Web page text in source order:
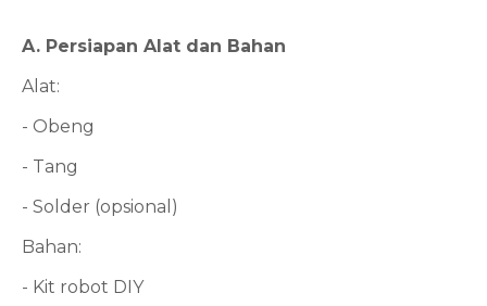
A. Persiapan Alat dan Bahan
Alat:
- Obeng
- Tang
- Solder (opsional)
Bahan:
- Kit robot DIY